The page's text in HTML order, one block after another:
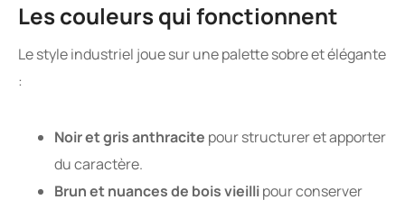
Les couleurs qui fonctionnent
Le style industriel joue sur une palette sobre et élégante
:
Noir et gris anthracite pour structurer et apporter
du caractère.
Brun et nuances de bois vieillipour conserver